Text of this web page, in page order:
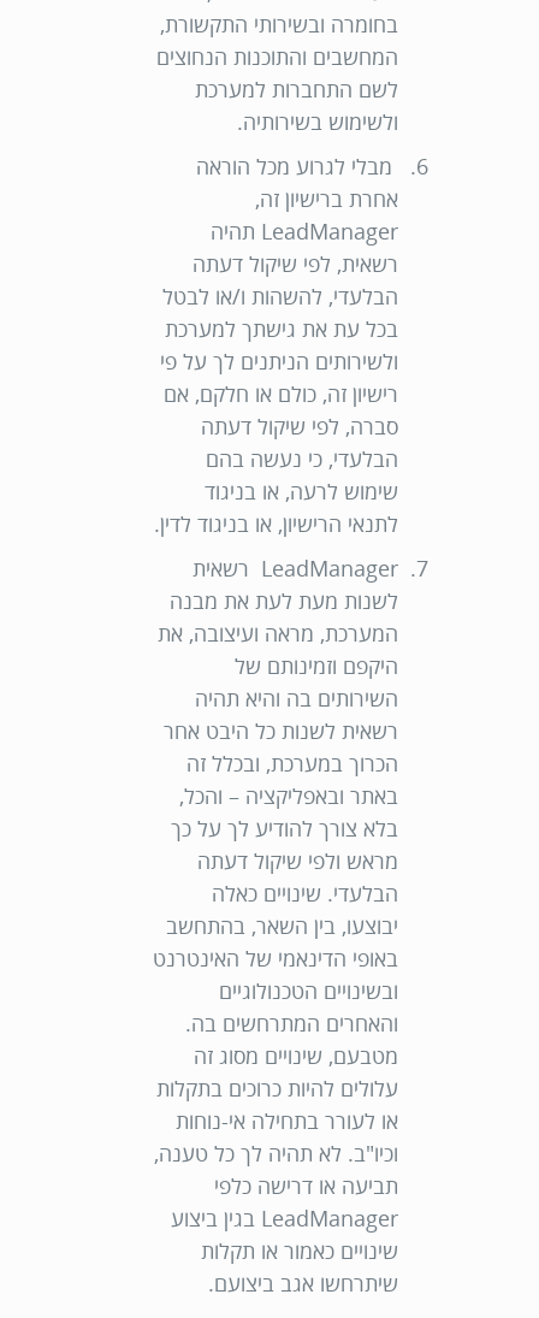
בחומרה ובשירותי התקשורת,
המחשבים והתוכנות הנחוצים
לשם התחברות למערכת
ולשימוש בשירותיה.
מבלי לגרוע מכל הוראה
אחרת ברישיון זה,
LeadManager תהיה
רשאית, לפי שיקול דעתה
הבלעדי, להשהות ו/או לבטל
בכל עת את גישתך למערכת
ולשירותים הניתנים לך על פי
רישיון זה, כולם או חלקם, אם
סברה, לפי שיקול דעתה
הבלעדי, כי נעשה בהם
שימוש לרעה, או בניגוד
לתנאי הרישיון, או בניגוד לדין.
LeadManager רשאית
לשנות מעת לעת את מבנה
המערכת, מראה ועיצובה, את
היקפם וזמינותם של
השירותים בה והיא תהיה
רשאית לשנות כל היבט אחר
הכרוך במערכת, ובכלל זה
באתר ובאפליקציה – והכל,
בלא צורך להודיע לך על כך
מראש ולפי שיקול דעתה
הבלעדי. שינויים כאלה
יבוצעו, בין השאר, בהתחשב
באופי הדינאמי של האינטרנט
ובשינויים הטכנולוגיים
והאחרים המתרחשים בה.
מטבעם, שינויים מסוג זה
עלולים להיות כרוכים בתקלות
או לעורר בתחילה אי-נוחות
וכיו"ב. לא תהיה לך כל טענה,
תביעה או דרישה כלפי
LeadManager בגין ביצוע
שינויים כאמור או תקלות
שיתרחשו אגב ביצועם.